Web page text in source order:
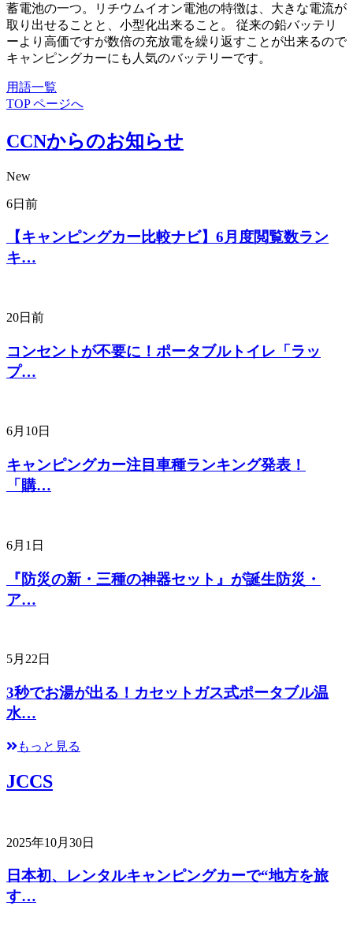
蓄電池の一つ。リチウムイオン電池の特徴は、大きな電流が
取り出せることと、小型化出来ること。 従来の鉛バッテリ
ーより高価ですが数倍の充放電を繰り返すことが出来るので
キャンピングカーにも人気のバッテリーです。
用語一覧
TOP ページへ
CCNからのお知らせ
New
6日前
【キャンピングカー比較ナビ】6月度閲覧数ラン
キ…
20日前
コンセントが不要に！ポータブルトイレ「ラッ
プ…
6月10日
キャンピングカー注目車種ランキング発表！
「購…
6月1日
『防災の新・三種の神器セット』が誕生防災・
ア…
5月22日
3秒でお湯が出る！カセットガス式ポータブル温
水…
もっと見る
JCCS
2025年10月30日
日本初、レンタルキャンピングカーで“地方を旅
す…